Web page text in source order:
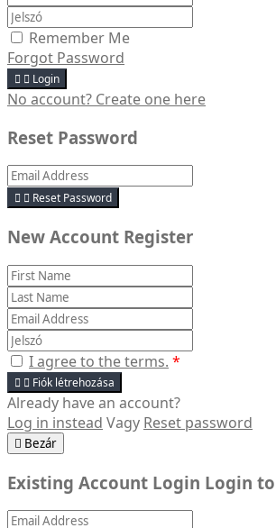
Remember Me
Forgot Password
  Login
No account? Create one here
Reset Password
  Reset Password
New Account Register
I agree to the terms. *
  Fiók létrehozása
Already have an account?
Log in instead Vagy Reset password
 Bezár
Existing Account Login Login